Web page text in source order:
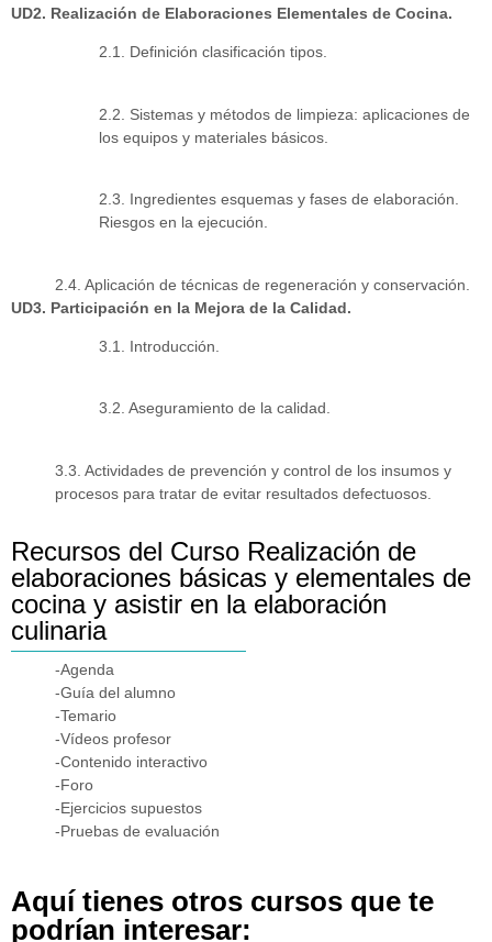
UD2. Realización de Elaboraciones Elementales de Cocina.
2.1. Definición clasificación tipos.
2.2. Sistemas y métodos de limpieza: aplicaciones de
los equipos y materiales básicos.
2.3. Ingredientes esquemas y fases de elaboración.
Riesgos en la ejecución.
2.4. Aplicación de técnicas de regeneración y conservación.
UD3. Participación en la Mejora de la Calidad.
3.1. Introducción.
3.2. Aseguramiento de la calidad.
3.3. Actividades de prevención y control de los insumos y
procesos para tratar de evitar resultados defectuosos.
Recursos del Curso Realización de
elaboraciones básicas y elementales de
cocina y asistir en la elaboración
culinaria
-Agenda
-Guía del alumno
-Temario
-Vídeos profesor
-Contenido interactivo
-Foro
-Ejercicios supuestos
-Pruebas de evaluación
Aquí tienes otros cursos que te
podrían interesar: